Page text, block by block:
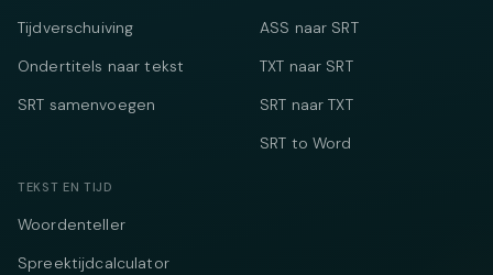
Tijdverschuiving
Ondertitels naar tekst
SRT samenvoegen
ASS naar SRT
TXT naar SRT
SRT naar TXT
SRT to Word
TEKST EN TIJD
Woordenteller
Spreektijdcalculator